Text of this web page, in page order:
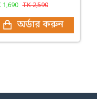
1,690 TK2,590
অর্ডার করুন